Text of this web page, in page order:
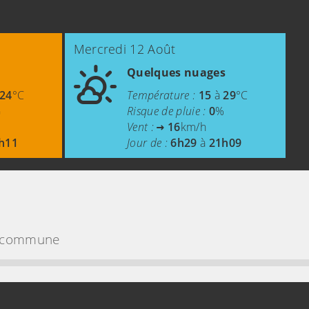
24°C
Mercredi 12 Août
Quelques nuages
Température : 15 à29°C
Risque de pluie : 0%
Vent :
16km/h
Jour de :6h29 à 21h09
OpenStreetMap »